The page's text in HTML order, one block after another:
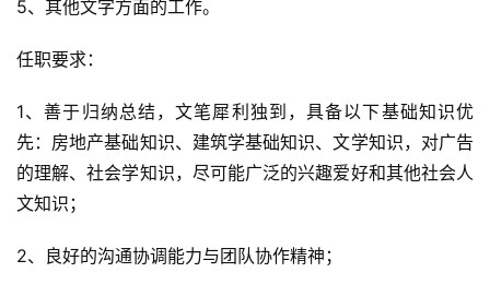
5、其他文字方面的工作。
任职要求：
1、善于归纳总结，文笔犀利独到，具备以下基础知识优
先：房地产基础知识、建筑学基础知识、文学知识，对广告
的理解、社会学知识，尽可能广泛的兴趣爱好和其他社会人
文知识；
2、良好的沟通协调能力与团队协作精神；